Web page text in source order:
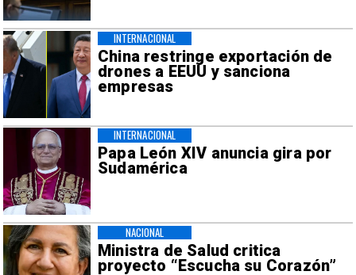
China restringe exportación de
drones a EEUU y sanciona
empresas
INTERNACIONAL
Papa León XIV anuncia gira por
Sudamérica
INTERNACIONAL
Ministra de Salud critica
proyecto “Escucha su Corazón”
NACIONAL